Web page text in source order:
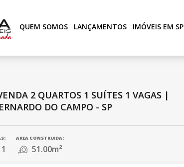
QUEM SOMOS LANÇAMENTOS IMÓVEIS EM SP
2 QUARTOS 1 SUÍTES 1 VAGAS |
DO CAMPO - SP
1
ÁREA CONSTRUÍDA:
51.00m²